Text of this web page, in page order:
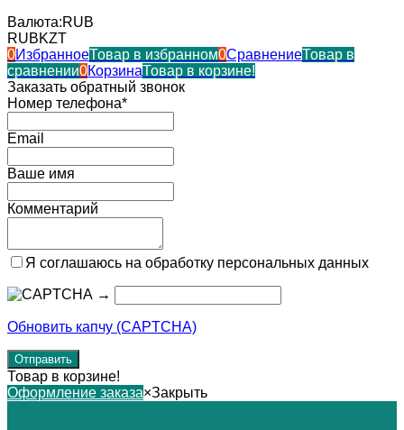
Валюта:RUB
RUBKZT
0ИзбранноеТовар в избранном0СравнениеТовар в
сравнении0КорзинаТовар в корзине!
Заказать обратный звонок
Номер телефона*
Email
Ваше имя
Комментарий
Я соглашаюсь на обработку персональных данных
→
Обновить капчу (CAPTCHA)
Товар в корзине!
Оформление заказа×Закрыть